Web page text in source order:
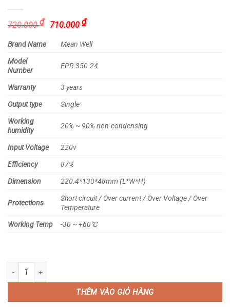
720.000₫
Giá
gốc
720.000 ₫.
710.000₫Giá
hiện
là:
Brand Name Mean Well
Model
Number
EPR-350-24
Warranty 3 years
Output type Single
Working
humidity
20% ~ 90% non-condensing
Input Voltage 220v
Efficiency 87%
Dimension 220.4*130*48mm (L*W*H)
Protections
Short circuit / Over current / Over Voltage / Over
Temperature
Working Temp -30 ~ +60℃
Nguồn meanwell 24V Ngoài trời- ERP-350-24 số lượng
THÊM VÀO GIỎ HÀNG